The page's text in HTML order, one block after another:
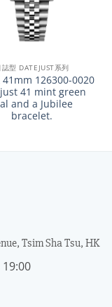
誌型 DATEJUST系列
41mm 126300-0020
41 mint green
and a Jubilee
bracelet.
Tsim Sha Tsu, HK